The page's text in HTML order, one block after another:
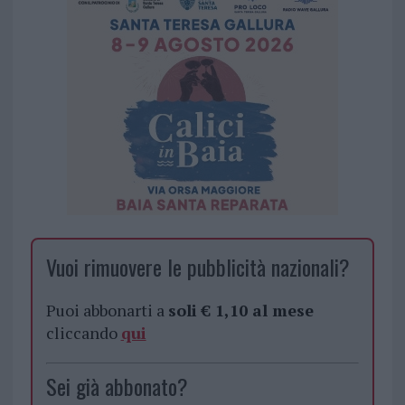
Vuoi rimuovere le pubblicità nazionali?
Puoi abbonarti a soli € 1,10 al mese
cliccando qui
Sei già abbonato?